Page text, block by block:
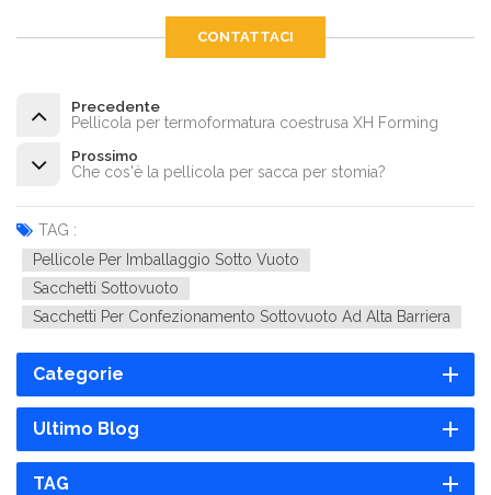
CONTATTACI
Precedente
Pellicola per termoformatura coestrusa XH Forming
Prossimo
Che cos'è la pellicola per sacca per stomia?
TAG :
Pellicole Per Imballaggio Sotto Vuoto
Sacchetti Sottovuoto
Sacchetti Per Confezionamento Sottovuoto Ad Alta Barriera
Categorie
Ultimo Blog
TAG